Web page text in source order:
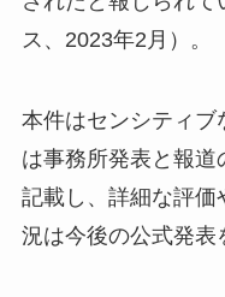
ス、2023年2月）。
本件はセンシティ
は事務所発表と報道
記載し、詳細な評価
況は今後の公式発表